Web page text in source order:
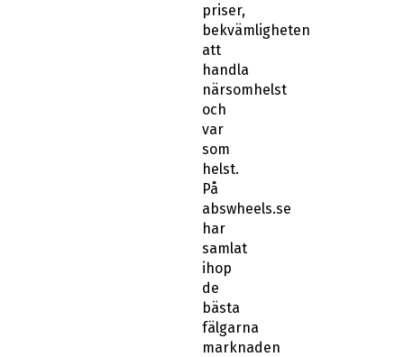
priser,
bekvämligheten
att
handla
närsomhelst
och
var
som
helst.
På
abswheels.se
har
samlat
ihop
de
bästa
fälgarna
marknaden